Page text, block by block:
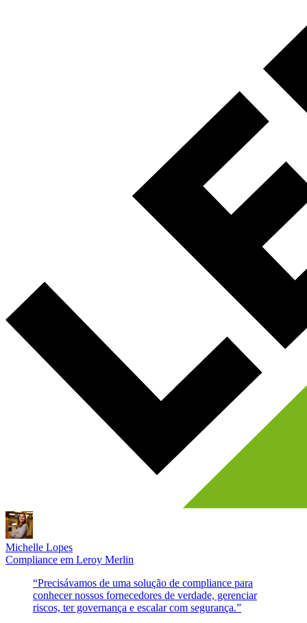
Michelle Lopes
Compliance em Leroy Merlin
“Precisávamos de uma solução de compliance para
conhecer nossos fornecedores de verdade, gerenciar
riscos, ter governança e escalar com segurança.”